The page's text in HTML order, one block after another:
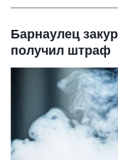
Барнаулец
получил штраф